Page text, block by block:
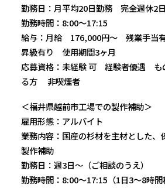
勤務日：月平均20日勤務 完全週休2
勤務時間：8:00〜17:15
給与：月給 176,000円〜 残業手当
昇級有り 使用期間3ヶ月
応募資格：未経験 可 経験者優遇 も
る方 非喫煙者
＜福井県越前市工場での製作補助＞
雇用形態：アルバイト
業務内容：国産の杉材を主材とした、
製作補助
勤務日：週3日〜（ご相談のうえ）
勤務時間：8:00〜17:15（1日3〜8時間